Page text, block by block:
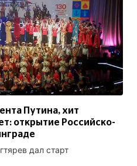
Путина, хит
открытие Российско-
дал старт